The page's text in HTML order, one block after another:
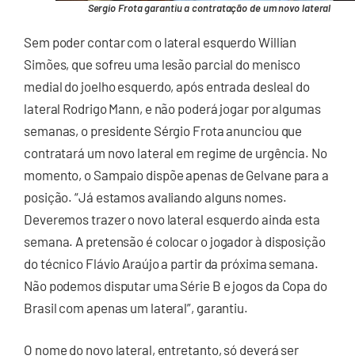
Sergio Frota garantiu a contratação de um novo lateral
Sem poder contar com o lateral esquerdo Willian
Simões, que sofreu uma lesão parcial do menisco
medial do joelho esquerdo, após entrada desleal do
lateral Rodrigo Mann, e não poderá jogar por algumas
semanas, o presidente Sérgio Frota anunciou que
contratará um novo lateral em regime de urgência. No
momento, o Sampaio dispõe apenas de Gelvane para a
posição. “Já estamos avaliando alguns nomes.
Deveremos trazer o novo lateral esquerdo ainda esta
semana. A pretensão é colocar o jogador à disposição
do técnico Flávio Araújo a partir da próxima semana.
Não podemos disputar uma Série B e jogos da Copa do
Brasil com apenas um lateral”, garantiu.
O nome do novo lateral, entretanto, só deverá ser